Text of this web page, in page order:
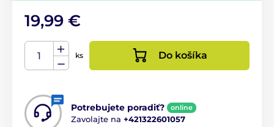
19,99 €
ks Do košíka
Potrebujete poradiť? online
Zavolajte na +421322601057